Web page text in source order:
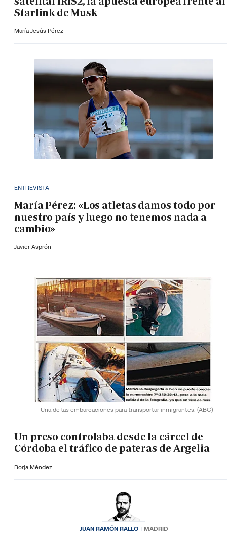
Starlink de Musk
María Jesús Pérez
ENTREVISTA
María Pérez: «Los atletas damos todo por
nuestro país y luego no tenemos nada a
cambio»
Javier Asprón
Una de las embarcaciones para transportar inmigrantes. (ABC)
Un preso controlaba desde la cárcel de
Córdoba el tráfico de pateras de Argelia
Borja Méndez
JUAN RAMÓN RALLO MADRID